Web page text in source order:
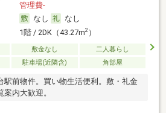
管理費-
なし
なし
1階 / 2DK（43.27m2）
敷金なし
二人暮らし
駐車場(近隣含) 角部屋
駅前物件。買い物生活便利。敷・礼金
内大歓迎。